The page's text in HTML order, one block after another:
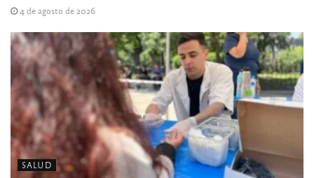
4 de agosto de 2026
SALUD